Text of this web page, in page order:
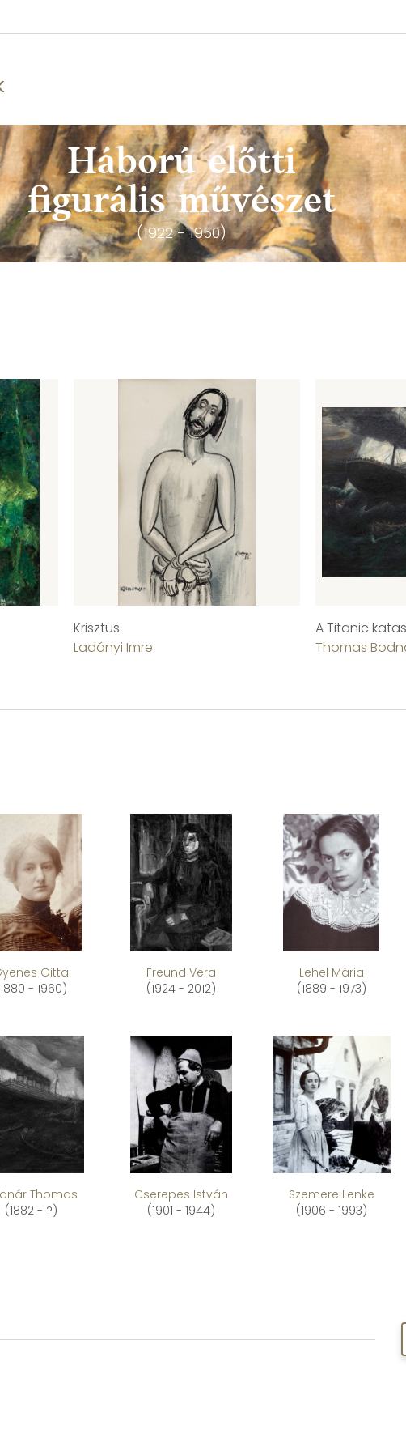
Háború előtti
figurális művészet
(1922 - 1950)
Krisztus
Ladányi Imre
A Titanic
Thomas
Gitta
- 1960)
Freund Vera
(1924 - 2012)
Lehel Mária
(1889 - 1973)
Thomas
(1882 - ?)
Cserepes István
(1901 - 1944)
Szemere Lenke
(1906 - 1993)